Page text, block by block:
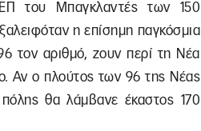
του Μπαγκλαντές των 150
η επίσημη παγκόσμια
τον αριθμό, ζουν περί τη Νέα
Αν ο πλούτος των 96 της Νέας
θα λάμβανε έκαστος 170